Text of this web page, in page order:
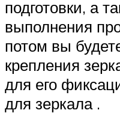
подготовки, а
выполнения
потом вы
крепления
для его
для зеркала .